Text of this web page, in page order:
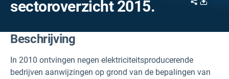
sectoroverzicht 2015.
Beschrijving
In 2010 ontvingen negen elektriciteitsproducerende
bedrijven aanwijzingen op grond van de bepalingen van